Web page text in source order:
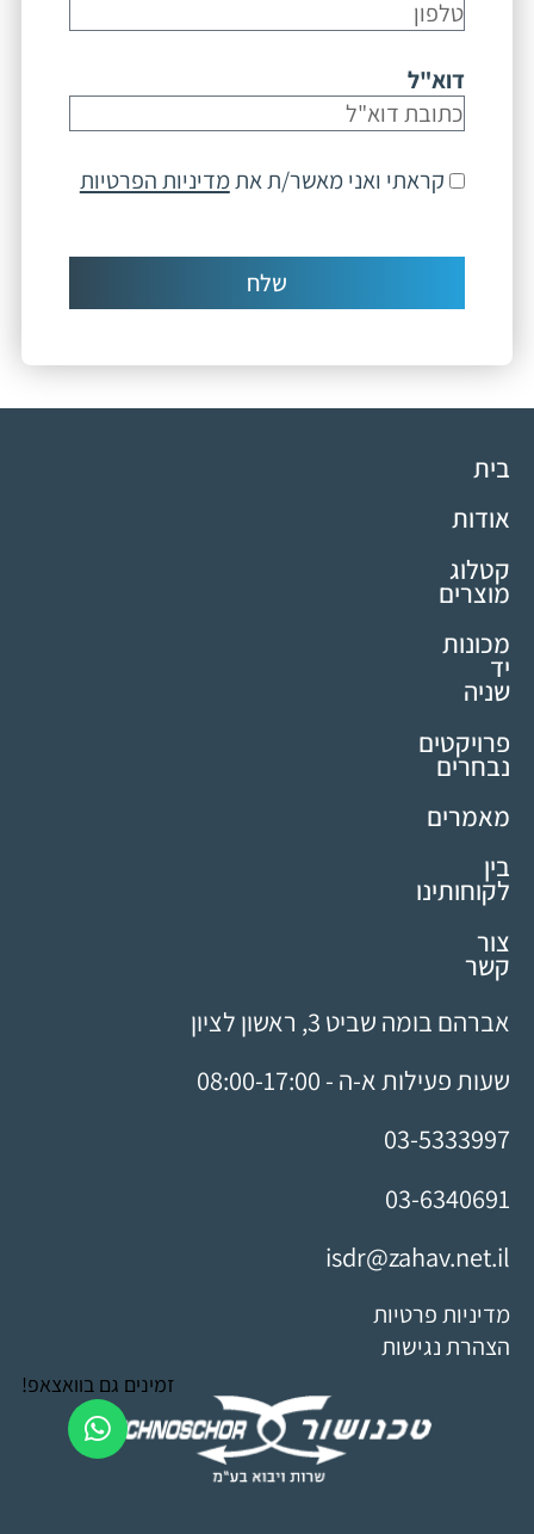
דוא"ל
קראתי ואני מאשר/ת אתמדיניות הפרטיות
שלח
בית
אודות
קטלוג
מוצרים
מכונות
יד
שניה
פרויקטים
נבחרים
מאמרים
בין
לקוחותינו
צור
קשר
אברהם בומה שביט 3, ראשון לציון
שעות פעילות א-ה - 08:00-17:00
03-5333997
03-6340691
isdr@zahav.net.il
מדיניות פרטיות
הצהרת נגישות